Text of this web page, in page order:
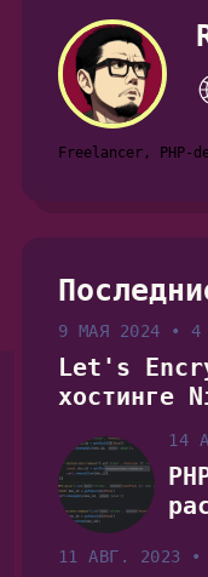
Freelancer, PHP-
9 МАЯ 2024 • 4
Let's
хостинге
14
11 АВГ. 2023 •